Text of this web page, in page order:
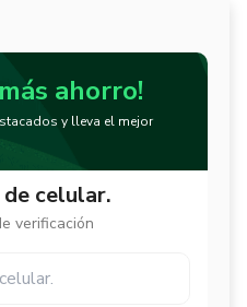
ahorro!
y lleva el mejor
celular.
verificación